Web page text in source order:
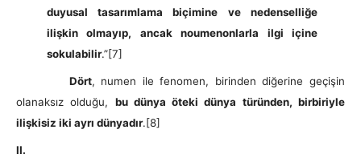
duyusal tasarımlama biçimine ve nedenselliğe
ilişkin olmayıp, ancak noumenonlarla ilgi içine
sokulabilir.”[7]
Dört, numen ile fenomen, birinden diğerine geçişin
olanaksız olduğu, bu dünya öteki dünya türünden, birbiriyle
ilişkisiz iki ayrı dünyadır.[8]
II.